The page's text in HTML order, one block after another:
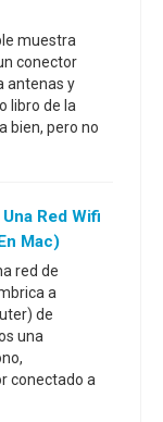
muestra
conector
antenas y
libro de la
bien, pero no
Red Wifi
Mac)
red de
a
de
una
conectado a